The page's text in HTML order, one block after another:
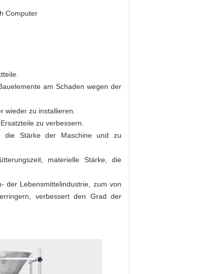
Computer
am Schaden wegen der
wieder zu installieren.
zu verbessern.
die Stärke der Maschine und zu
materielle Stärke, die
der Lebensmittelindustrie, zum von
verbessert den Grad der